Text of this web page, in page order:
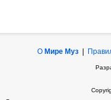
О Мире Муз|